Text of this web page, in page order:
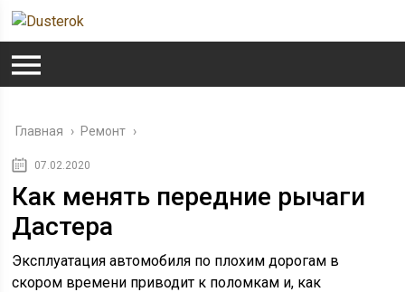
Главная › Ремонт ›
07.02.2020
Как менять передние рычаги
Дастера
Эксплуатация автомобиля по плохим дорогам в
скором времени приводит к поломкам и, как